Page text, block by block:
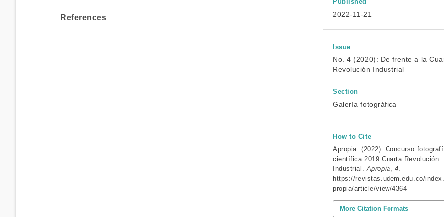
References
Published
2022-11-21
Issue
No. 4 (2020): De frente a la
Revolución Industrial
Section
Galería fotográfica
How to Cite
Apropia. (2022). Concurso
científica 2019 Cuarta Revolución
Industrial. Apropia 4
https://revistas.udem.edu.co/
propia/article/view/4364
More Citation Formats